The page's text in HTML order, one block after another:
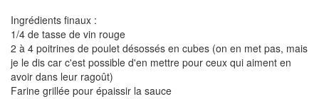
Ingrédients finaux :
1/4 de tasse de vin rouge
2 à 4 poitrines de poulet désossés en cubes (on en met pas, mais
je le dis car c'est possible d'en mettre pour ceux qui aiment en
avoir dans leur ragoût)
Farine grillée pour épaissir la sauce